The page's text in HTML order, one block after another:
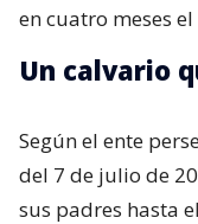
en cuatro meses
Un calvario
Según el ente
del 7 de julio de
sus padres hasta